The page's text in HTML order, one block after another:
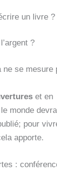
un livre ?
?
se mesure
et en
monde
pour
apporte.
: